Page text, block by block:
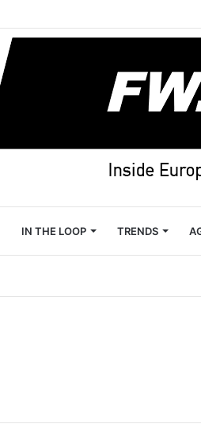
IN THE LOOP TRENDS